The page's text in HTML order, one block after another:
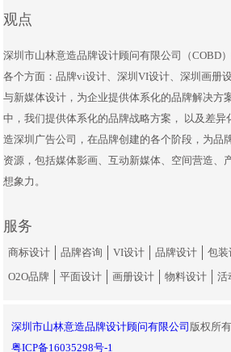
观点
深圳市山林意造品牌设计顾问有限公司
（COBD
各个方面：品牌vi设计、深圳VI设计、深圳画册
与新媒体设计，为企业提供体系化的品牌解决方
中，我们提供体系化的品牌战略方案， 以及差
造深圳广告公司，在品牌创建的各个阶段，为品
资源，包括媒体影画、互动新媒体、空间营造、
想象力。
服务
商标设计 品牌咨询 VI设计 品牌设计 包装
O2O品牌
平面设计 画册设计 物料设计 活
深圳市山林意造品牌设计顾问有限公司 版权所有
粤ICP备16035298号-1